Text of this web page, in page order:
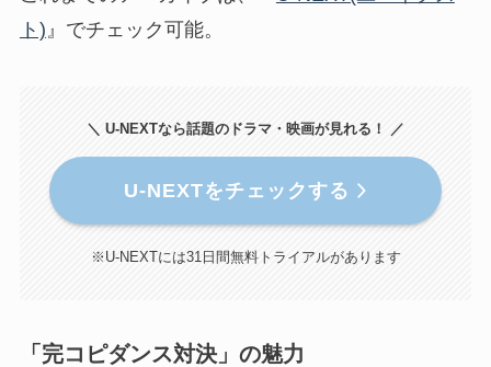
ト) 』でチェック可能。
＼ U-NEXTなら話題のドラマ・映画が見れる！ ／
U-NEXTをチェックする
※U-NEXTには31日間無料トライアルがあります
「完コピダンス対決」の魅力